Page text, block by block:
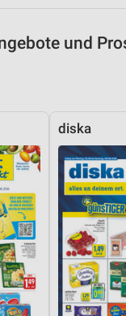
und
diska
der
Daten zur Auswahl
Standortdaten
angeforderten